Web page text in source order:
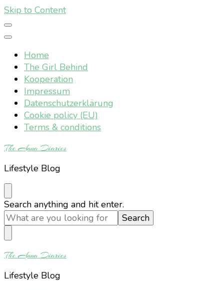
Skip to Content
Home
The Girl Behind
Kooperation
Impressum
Datenschutzerklärung
Cookie policy (EU)
Terms & conditions
The Anna Diaries
Lifestyle Blog
Looking
for
Something?
Search anything and hit enter.
The Anna Diaries
Lifestyle Blog